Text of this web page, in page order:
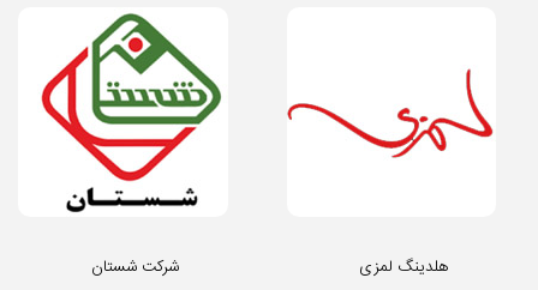
شرکت شستان هلدینگ لمزی